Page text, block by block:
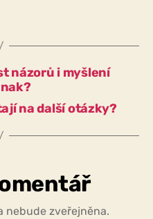
malomocný
názorů i myšlení
na další otázky?
nebude zveřejněna.